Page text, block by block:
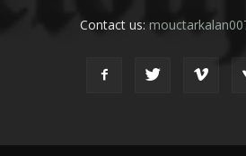
Contact us: